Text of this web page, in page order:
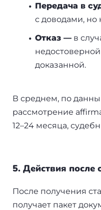
Передача в
с доводами, но
Отказ — в
доказанной.
В среднем, по
рассмотрение
12–24 месяца,
5. Действия после
После получения
получает пакет